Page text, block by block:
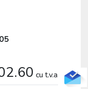
cu t.v.a./buc